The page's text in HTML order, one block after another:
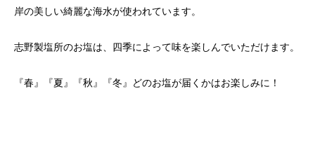
岸の美しい綺麗な海水が使われています。
志野製塩所のお塩は、四季によって味を楽しんでいただけます。
『春』『夏』『秋』『冬』どのお塩が届くかはお楽しみに！